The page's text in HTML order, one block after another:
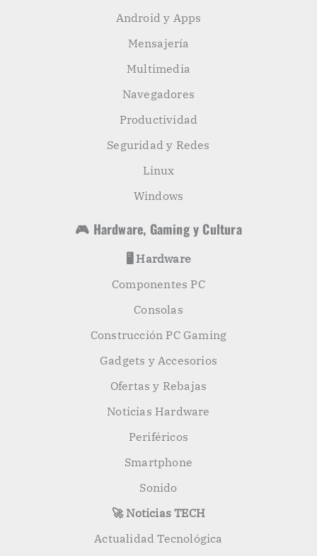
Android y Apps
Mensajería
Multimedia
Navegadores
Productividad
Seguridad y Redes
Linux
Windows
🎮 Hardware, Gaming y Cultura
🖥️ Hardware
Componentes PC
Consolas
Construcción PC Gaming
Gadgets y Accesorios
Ofertas y Rebajas
Noticias Hardware
Periféricos
Smartphone
Sonido
🚀 Noticias TECH
Actualidad Tecnológica